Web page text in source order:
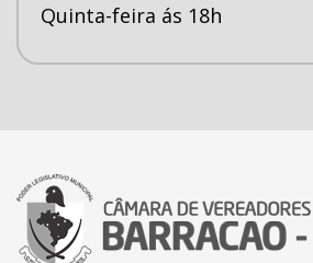
Quinta-feira ás 18h